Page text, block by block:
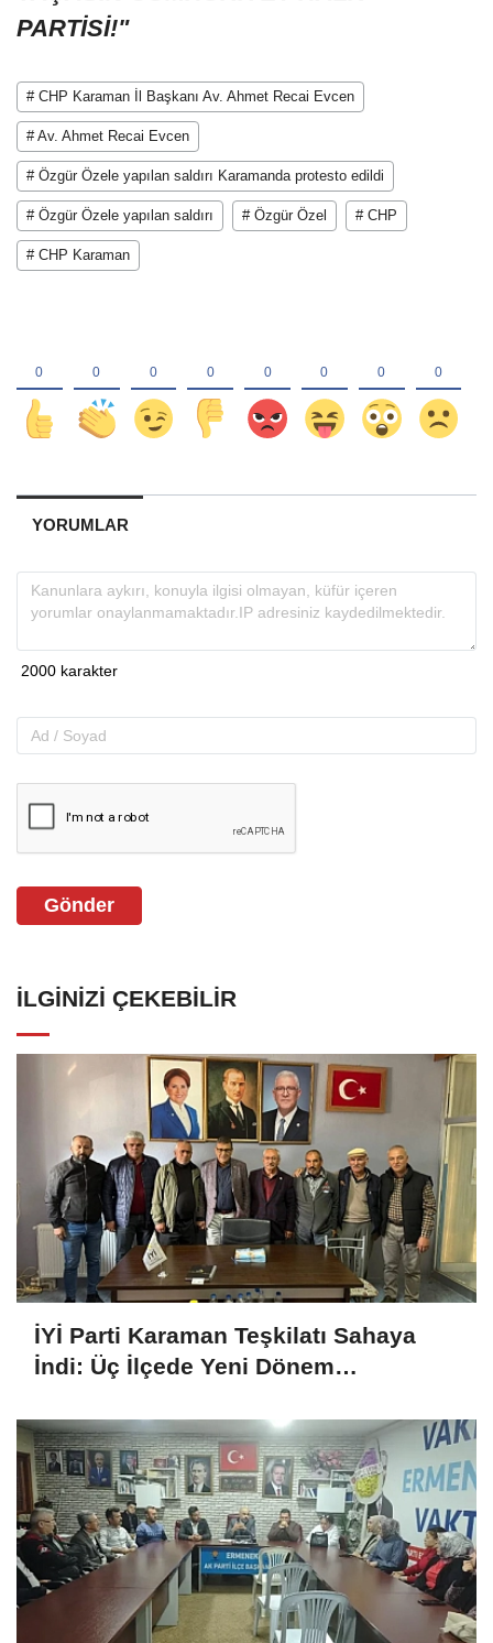
PARTİSİ!"
# CHP Karaman İl Başkanı Av. Ahmet Recai Evcen
# Av. Ahmet Recai Evcen
# Özgür Özele yapılan saldırı Karamanda protesto edildi
# Özgür Özele yapılan saldırı # Özgür Özel # CHP
# CHP Karaman
YORUMLAR
Gönder
İLGINIZI ÇEKEBILIR
İYİ Parti Karaman Teşkilatı Sahaya
İndi: Üç İlçede Yeni Dönem